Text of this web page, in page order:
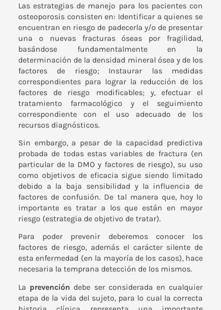
Las estrategias de manejo para los pacientes con
osteoporosis consisten en: Identificar a quienes se
encuentran en riesgo de padecerla y/o de presentar
una o nuevas fracturas óseas por fragilidad,
basándose fundamentalmente en la
determinación de la densidad mineral ósea y de los
factores de riesgo; Instaurar las medidas
correspondientes para lograr la reducción de los
factores de riesgo modificables; y, efectuar el
tratamiento farmacológico y el seguimiento
correspondiente con el uso adecuado de los
recursos diagnósticos.
Sin embargo, a pesar de la capacidad predictiva
probada de todas estas variables de fractura (en
particular de la DMO y factores de riesgo), su uso
como objetivos de eficacia sigue siendo limitado
debido a la baja sensibilidad y la influencia de
factores de confusión. De tal manera que, hoy lo
importante es tratar a los que están en mayor
riesgo (estrategia de objetivo de tratar).
Para poder prevenir deberemos conocer los
factores de riesgo, además el carácter silente de
esta enfermedad (en la mayoría de los casos), hace
necesaria la temprana detección de los mismos.
La prevención debe ser considerada en cualquier
etapa de la vida del sujeto, para lo cual la correcta